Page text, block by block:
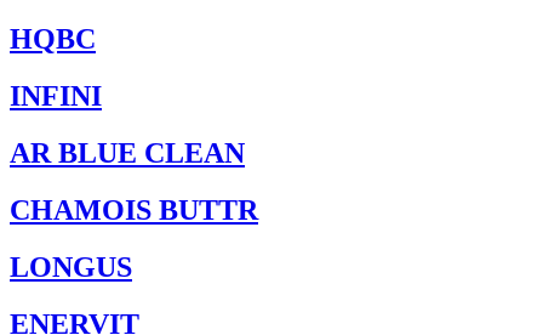
HQBC
INFINI
AR BLUE CLEAN
CHAMOIS BUTTR
LONGUS
ENERVIT